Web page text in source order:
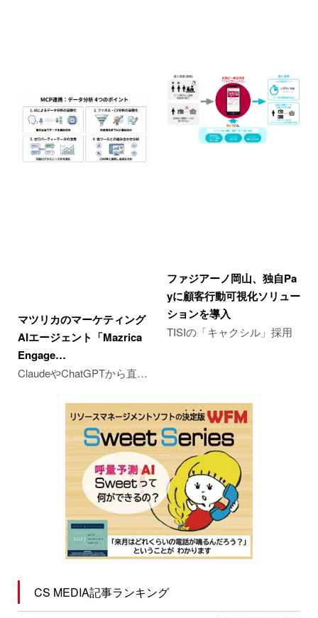
マツリカのマーケティング
AIエージェント「Mazrica
Engage…
ClaudeやChatGPTから直…
ファジアーノ岡山、独自Pa
yに顧客行動可視化ソリュー
ションを導入
TISIの「キャクシル」採用
CS MEDIA記事ランキング